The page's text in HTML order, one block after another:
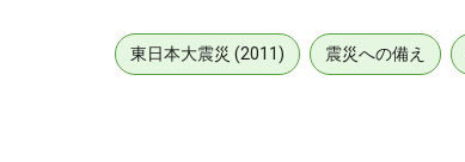
東日本大震災 (2011) 震災への備え